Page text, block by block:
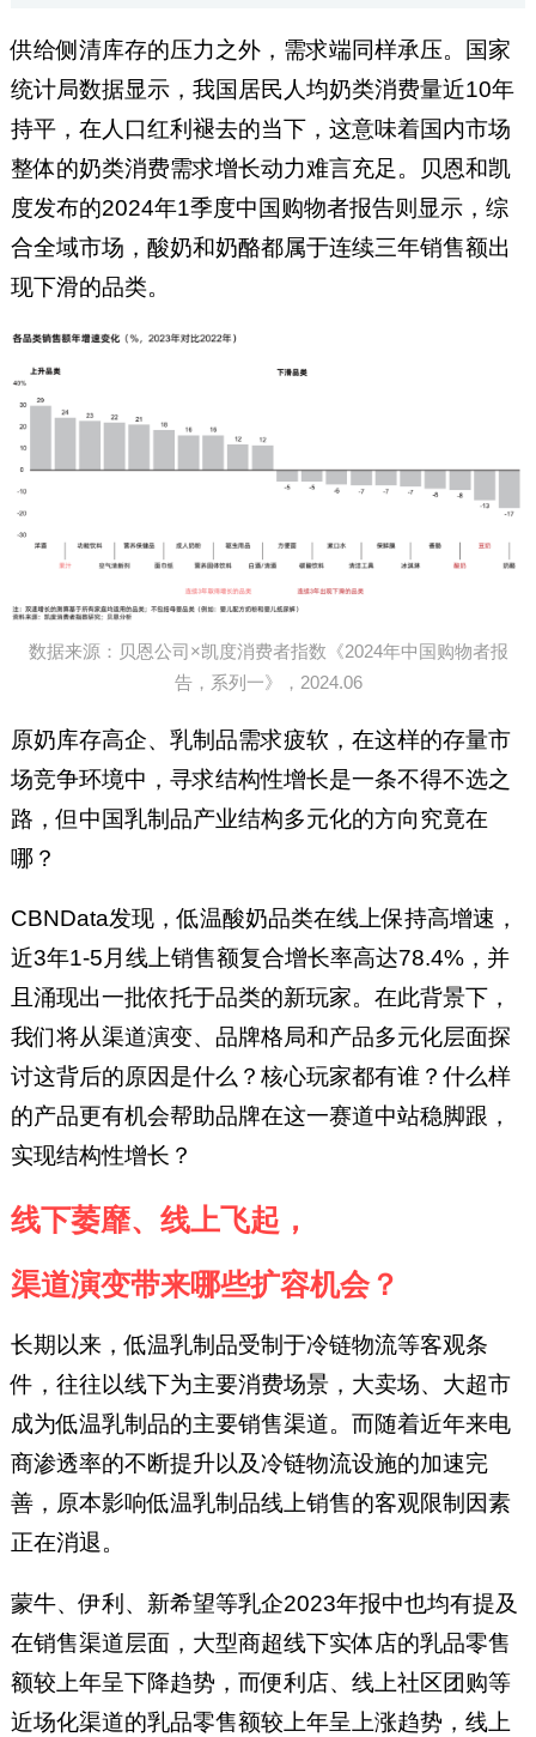
供给侧清库存的压力之外，需求端同样承压。国家
统计局数据显示，我国居民人均奶类消费量近10年
持平，在人口红利褪去的当下，这意味着国内市场
整体的奶类消费需求增长动力难言充足。贝恩和凯
度发布的2024年1季度中国购物者报告则显示，综
合全域市场，酸奶和奶酪都属于连续三年销售额出
现下滑的品类。
数据来源：贝恩公司×凯度消费者指数《2024年中国购物者报
告，系列一》，2024.06
原奶库存高企、乳制品需求疲软，在这样的存量市
场竞争环境中，寻求结构性增长是一条不得不选之
路，但中国乳制品产业结构多元化的方向究竟在
哪？
CBNData发现，低温酸奶品类在线上保持高增速，
近3年1-5月线上销售额复合增长率高达78.4%，并
且涌现出一批依托于品类的新玩家。在此背景下，
我们将从渠道演变、品牌格局和产品多元化层面探
讨这背后的原因是什么？核心玩家都有谁？什么样
的产品更有机会帮助品牌在这一赛道中站稳脚跟，
实现结构性增长？
线下萎靡、线上飞起，
渠道演变带来哪些扩容机会？
长期以来，低温乳制品受制于冷链物流等客观条
件，往往以线下为主要消费场景，大卖场、大超市
成为低温乳制品的主要销售渠道。而随着近年来电
商渗透率的不断提升以及冷链物流设施的加速完
善，原本影响低温乳制品线上销售的客观限制因素
正在消退。
蒙牛、伊利、新希望等乳企2023年报中也均有提及
在销售渠道层面，大型商超线下实体店的乳品零售
额较上年呈下降趋势，而便利店、线上社区团购等
近场化渠道的乳品零售额较上年呈上涨趋势，线上